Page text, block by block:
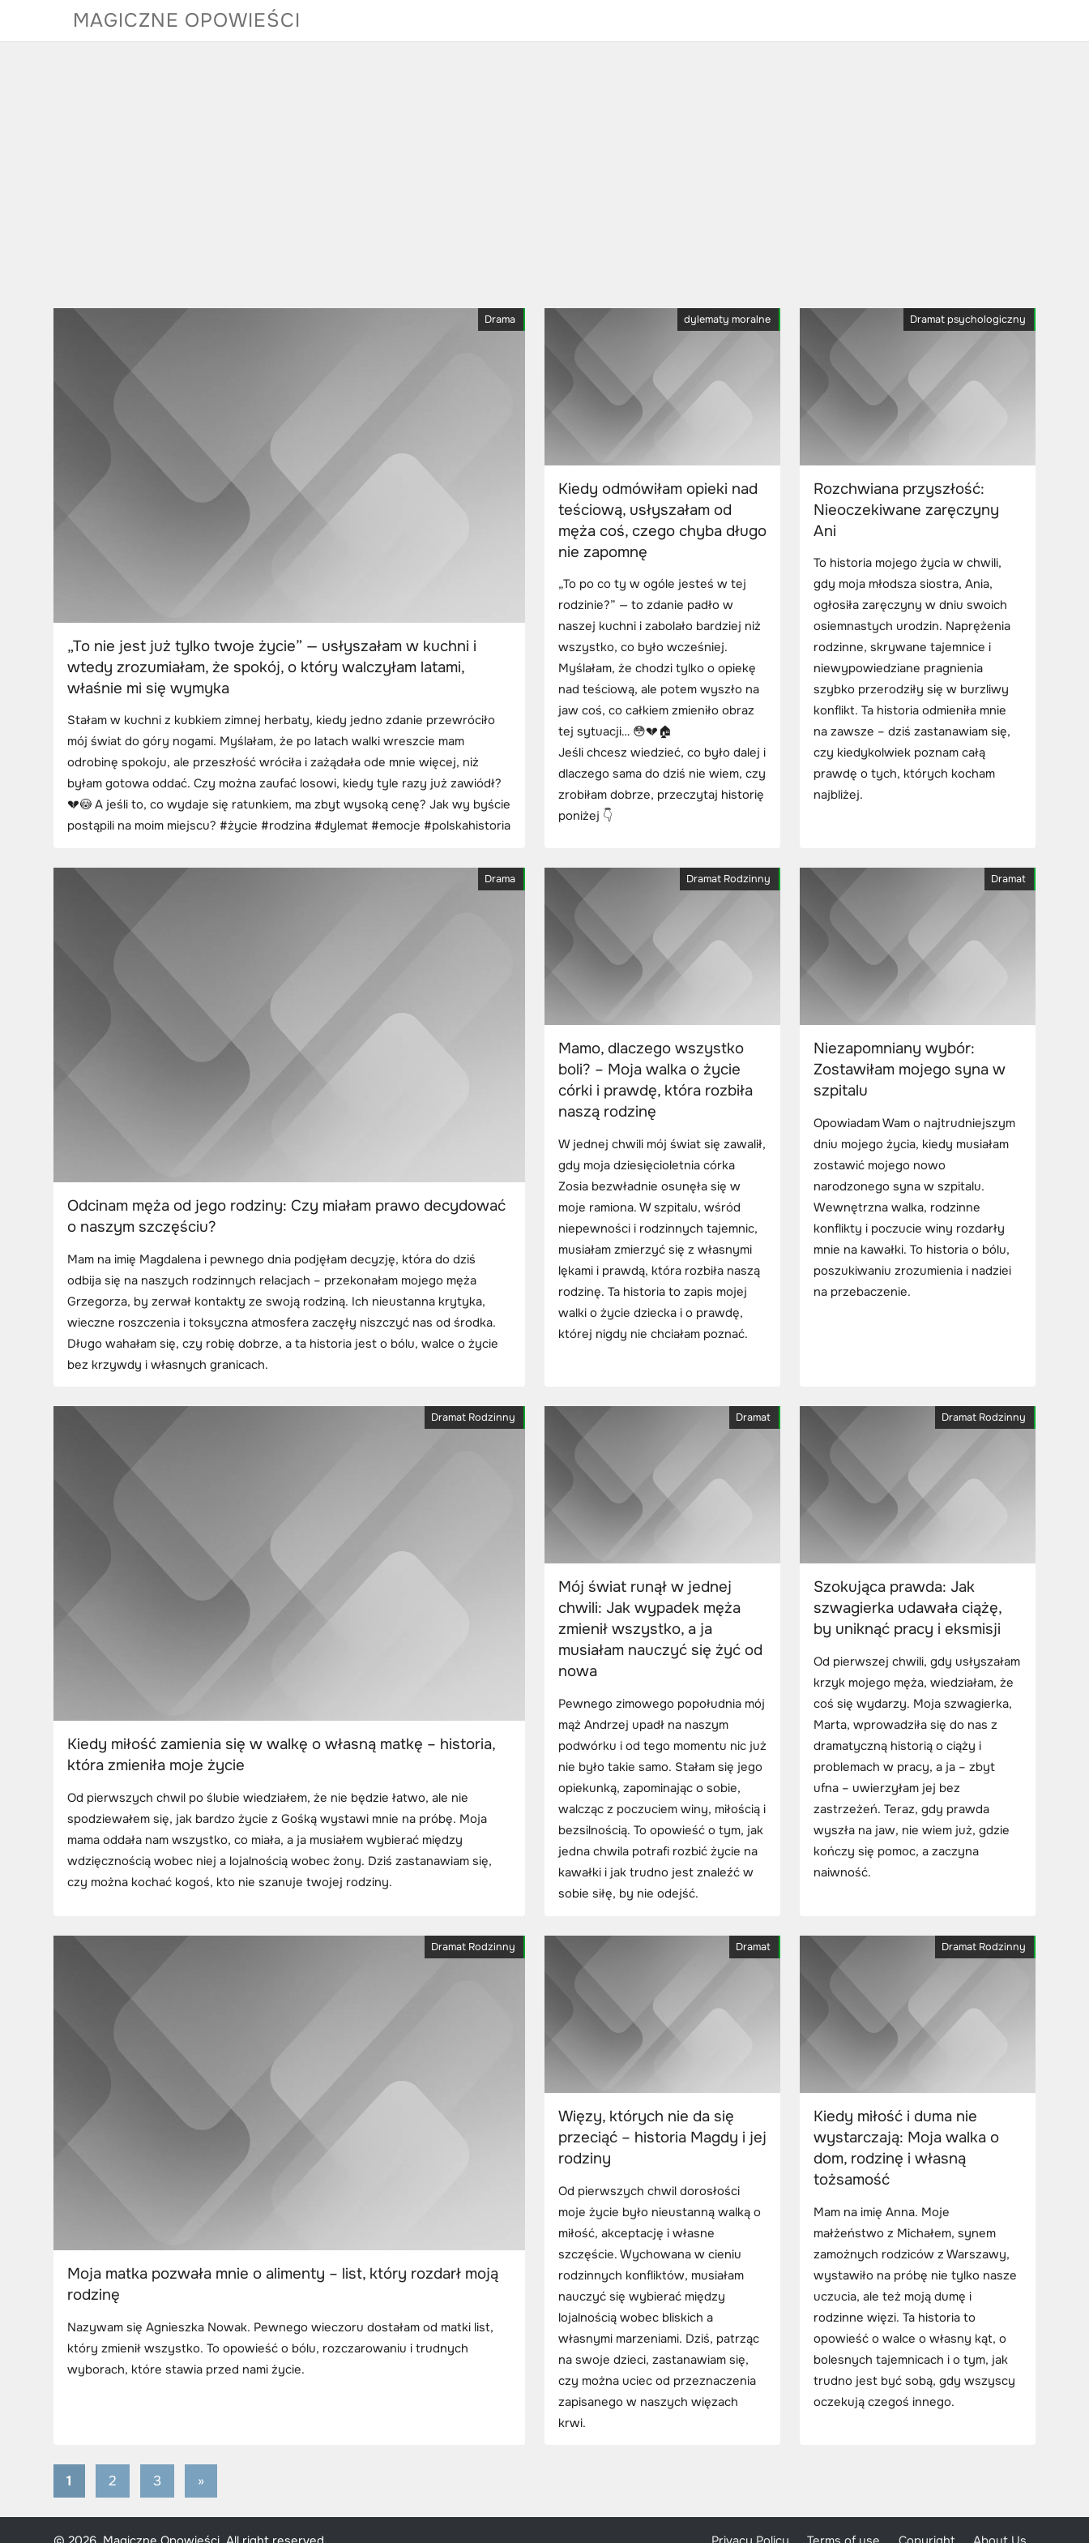
MAGICZNE OPOWIEŚCI
Drama
„To nie jest już tylko twoje życie” — usłyszałam w kuchni i
wtedy zrozumiałam, że spokój, o który walczyłam latami,
właśnie mi się wymyka
Stałam w kuchni z kubkiem zimnej herbaty, kiedy jedno zdanie przewróciło
mój świat do góry nogami. Myślałam, że po latach walki wreszcie mam
odrobinę spokoju, ale przeszłość wróciła i zażądała ode mnie więcej, niż
byłam gotowa oddać. Czy można zaufać losowi, kiedy tyle razy już zawiódł?
💔😳 A jeśli to, co wydaje się ratunkiem, ma zbyt wysoką cenę? Jak wy byście
postąpili na moim miejscu? #życie #rodzina #dylemat #emocje #polskahistoria
dylematy moralne
Kiedy odmówiłam opieki nad
teściową, usłyszałam od
męża coś, czego chyba długo
nie zapomnę
„To po co ty w ogóle jesteś w tej
rodzinie?” — to zdanie padło w
naszej kuchni i zabolało bardziej niż
wszystko, co było wcześniej.
Myślałam, że chodzi tylko o opiekę
nad teściową, ale potem wyszło na
jaw coś, co całkiem zmieniło obraz
tej sytuacji… 😳💔🏠
Jeśli chcesz wiedzieć, co było dalej i
dlaczego sama do dziś nie wiem, czy
zrobiłam dobrze, przeczytaj historię
poniżej 👇
Dramat psychologiczny
Rozchwiana przyszłość:
Nieoczekiwane zaręczyny
Ani
To historia mojego życia w chwili,
gdy moja młodsza siostra, Ania,
ogłosiła zaręczyny w dniu swoich
osiemnastych urodzin. Naprężenia
rodzinne, skrywane tajemnice i
niewypowiedziane pragnienia
szybko przerodziły się w burzliwy
konflikt. Ta historia odmieniła mnie
na zawsze – dziś zastanawiam się,
czy kiedykolwiek poznam całą
prawdę o tych, których kocham
najbliżej.
Drama
Odcinam męża od jego rodziny: Czy miałam prawo decydować
o naszym szczęściu?
Mam na imię Magdalena i pewnego dnia podjęłam decyzję, która do dziś
odbija się na naszych rodzinnych relacjach – przekonałam mojego męża
Grzegorza, by zerwał kontakty ze swoją rodziną. Ich nieustanna krytyka,
wieczne roszczenia i toksyczna atmosfera zaczęły niszczyć nas od środka.
Długo wahałam się, czy robię dobrze, a ta historia jest o bólu, walce o życie
bez krzywdy i własnych granicach.
Dramat Rodzinny
Mamo, dlaczego wszystko
boli? – Moja walka o życie
córki i prawdę, która rozbiła
naszą rodzinę
W jednej chwili mój świat się zawalił,
gdy moja dziesięcioletnia córka
Zosia bezwładnie osunęła się w
moje ramiona. W szpitalu, wśród
niepewności i rodzinnych tajemnic,
musiałam zmierzyć się z własnymi
lękami i prawdą, która rozbiła naszą
rodzinę. Ta historia to zapis mojej
walki o życie dziecka i o prawdę,
której nigdy nie chciałam poznać.
Dramat
Niezapomniany wybór:
Zostawiłam mojego syna w
szpitalu
Opowiadam Wam o najtrudniejszym
dniu mojego życia, kiedy musiałam
zostawić mojego nowo
narodzonego syna w szpitalu.
Wewnętrzna walka, rodzinne
konflikty i poczucie winy rozdarły
mnie na kawałki. To historia o bólu,
poszukiwaniu zrozumienia i nadziei
na przebaczenie.
Dramat Rodzinny
Kiedy miłość zamienia się w walkę o własną matkę – historia,
która zmieniła moje życie
Od pierwszych chwil po ślubie wiedziałem, że nie będzie łatwo, ale nie
spodziewałem się, jak bardzo życie z Gośką wystawi mnie na próbę. Moja
mama oddała nam wszystko, co miała, a ja musiałem wybierać między
wdzięcznością wobec niej a lojalnością wobec żony. Dziś zastanawiam się,
czy można kochać kogoś, kto nie szanuje twojej rodziny.
Dramat
Mój świat runął w jednej
chwili: Jak wypadek męża
zmienił wszystko, a ja
musiałam nauczyć się żyć od
nowa
Pewnego zimowego popołudnia mój
mąż Andrzej upadł na naszym
podwórku i od tego momentu nic już
nie było takie samo. Stałam się jego
opiekunką, zapominając o sobie,
walcząc z poczuciem winy, miłością i
bezsilnością. To opowieść o tym, jak
jedna chwila potrafi rozbić życie na
kawałki i jak trudno jest znaleźć w
sobie siłę, by nie odejść.
Dramat Rodzinny
Szokująca prawda: Jak
szwagierka udawała ciążę,
by uniknąć pracy i eksmisji
Od pierwszej chwili, gdy usłyszałam
krzyk mojego męża, wiedziałam, że
coś się wydarzy. Moja szwagierka,
Marta, wprowadziła się do nas z
dramatyczną historią o ciąży i
problemach w pracy, a ja – zbyt
ufna – uwierzyłam jej bez
zastrzeżeń. Teraz, gdy prawda
wyszła na jaw, nie wiem już, gdzie
kończy się pomoc, a zaczyna
naiwność.
Dramat Rodzinny
Moja matka pozwała mnie o alimenty – list, który rozdarł moją
rodzinę
Nazywam się Agnieszka Nowak. Pewnego wieczoru dostałam od matki list,
który zmienił wszystko. To opowieść o bólu, rozczarowaniu i trudnych
wyborach, które stawia przed nami życie.
Dramat
Więzy, których nie da się
przeciąć – historia Magdy i jej
rodziny
Od pierwszych chwil dorosłości
moje życie było nieustanną walką o
miłość, akceptację i własne
szczęście. Wychowana w cieniu
rodzinnych konfliktów, musiałam
nauczyć się wybierać między
lojalnością wobec bliskich a
własnymi marzeniami. Dziś, patrząc
na swoje dzieci, zastanawiam się,
czy można uciec od przeznaczenia
zapisanego w naszych więzach
krwi.
Dramat Rodzinny
Kiedy miłość i duma nie
wystarczają: Moja walka o
dom, rodzinę i własną
tożsamość
Mam na imię Anna. Moje
małżeństwo z Michałem, synem
zamożnych rodziców z Warszawy,
wystawiło na próbę nie tylko nasze
uczucia, ale też moją dumę i
rodzinne więzi. Ta historia to
opowieść o walce o własny kąt, o
bolesnych tajemnicach i o tym, jak
trudno jest być sobą, gdy wszyscy
oczekują czegoś innego.
Stronicowanie
wpisów
1 2 3
Next
»